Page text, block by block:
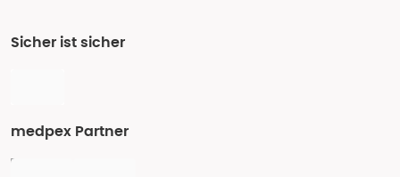
Sicher ist sicher
medpex Partner